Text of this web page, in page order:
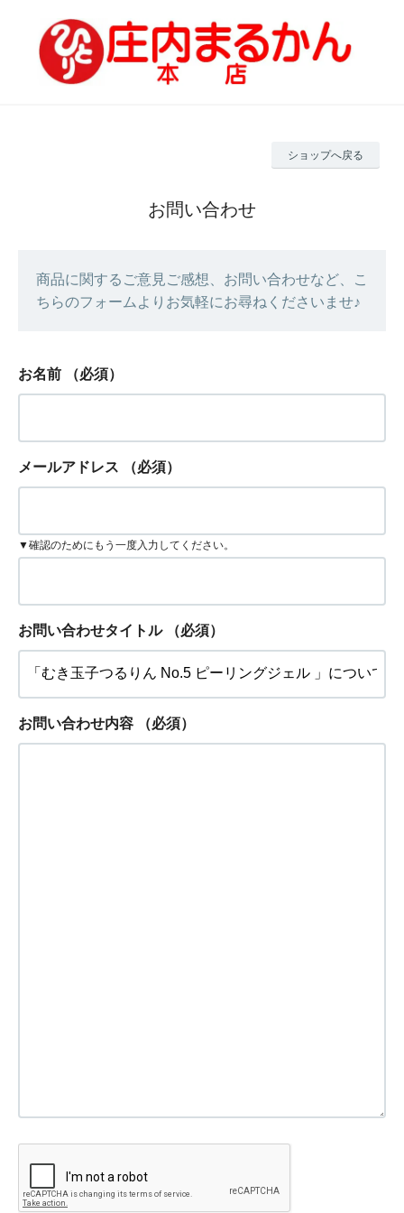
ショップへ戻る
お問い合わせ
商品に関するご意見ご感想、お問い合わせなど、こ
ちらのフォームよりお気軽にお尋ねくださいませ♪
お名前 （必須）
メールアドレス （必須）
▼確認のためにもう一度入力してください。
お問い合わせタイトル （必須）
お問い合わせ内容 （必須）